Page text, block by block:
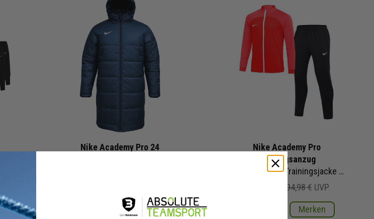
Nike Academy Pro 24
Merken
Nike Academy Pro
Trainingsanzug
2-teilig | Trainingsjacke Trainingshose
94,98 € UVP
Merken